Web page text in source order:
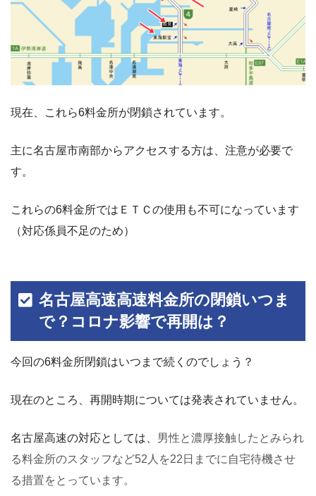
現在、これら6料金所が閉鎖されています。
主に名古屋市南部からアクセスする方は、注意が必要で
す。
これらの6料金所ではＥＴＣの使用も不可になっています
（対応係員不足のため）
名古屋高速高速料金所の閉鎖いつま
で？コロナ影響で再開は？
今回の6料金所閉鎖はいつまで続くのでしょう？
現在のところ、再開時期については発表されていません。
名古屋高速の対応としては、 男性と濃厚接触したとみられ
る料金所のスタッフなど52人を22日までに自宅待機させ
る措置をとっています。